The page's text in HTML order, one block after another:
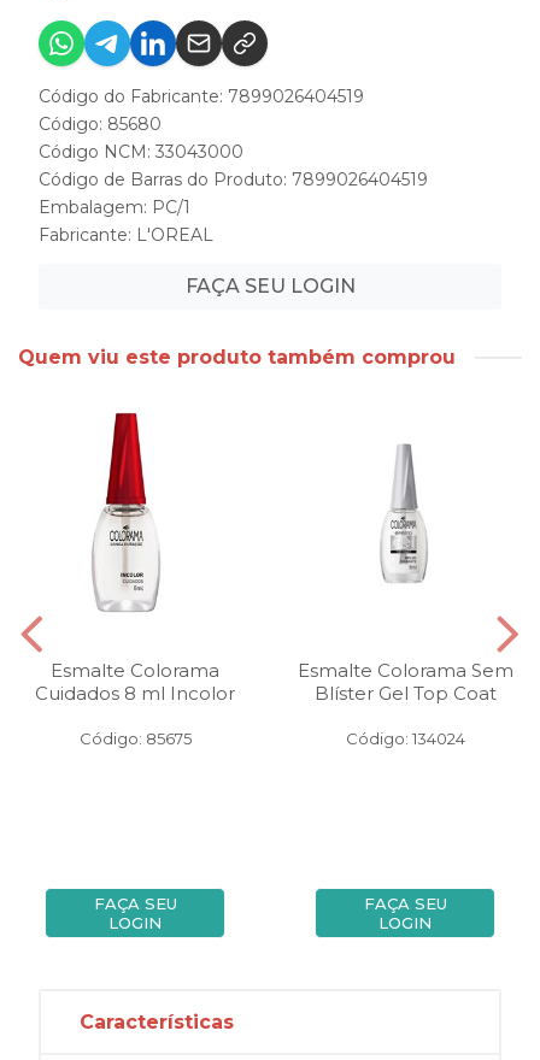
Código do Fabricante: 7899026404519
Código: 85680
Código NCM: 33043000
Código de Barras do Produto: 7899026404519
Embalagem: PC/1
Fabricante: L'OREAL
FAÇA SEU LOGIN
Quem viu este produto também comprou
Esmalte Colorama
Cuidados 8 ml Incolor
Código: 85675
FAÇA SEU
LOGIN
Esmalte Colorama Sem
Blíster Gel Top Coat
Código: 134024
FAÇA SEU
LOGIN
Características